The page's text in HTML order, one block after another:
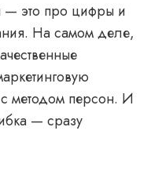
— это про цифры и
На самом деле,
методом персон. И
— сразу